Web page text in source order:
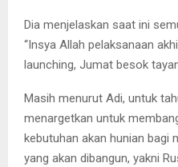
Dia menjelaskan saat ini
“Insya Allah pelaksanaan
launching, Jumat besok
Masih menurut Adi, untuk
menargetkan untuk
kebutuhan akan hunian bagi
yang akan dibangun, yakni